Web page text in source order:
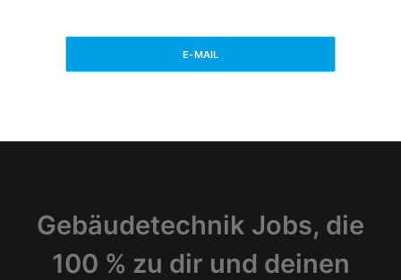
E-MAIL
Gebäudetechnik Jobs, die
100 % zu dir und deinen